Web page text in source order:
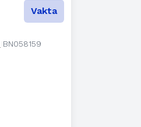
Vakta
BN058159